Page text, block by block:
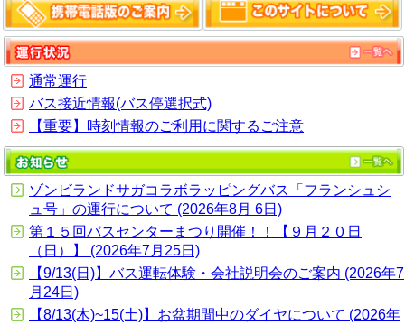
通常運行
バス接近情報(バス停選択式)
【重要】時刻情報のご利用に関するご注意
ゾンビランドサガコラボラッピングバス「フランシュシ
ュ号」の運行について (2026年8月 6日)
第１５回バスセンターまつり開催！！【９月２０日
（日）】 (2026年7月25日)
【9/13(日)】バス運転体験・会社説明会のご案内 (2026年7
月24日)
【8/13(木)~15(土)】お盆期間中のダイヤについて (2026年